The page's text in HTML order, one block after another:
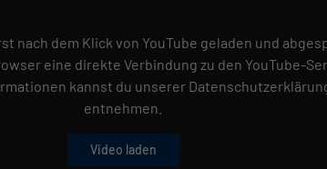
nach dem Klick von YouTube geladen und
eine direkte Verbindung zu den YouTube-
kannst du unserer
entnehmen.
Video laden